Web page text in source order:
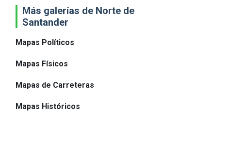
Más galerías de Norte de
Santander
Mapas Políticos
Mapas Físicos
Mapas de Carreteras
Mapas Históricos